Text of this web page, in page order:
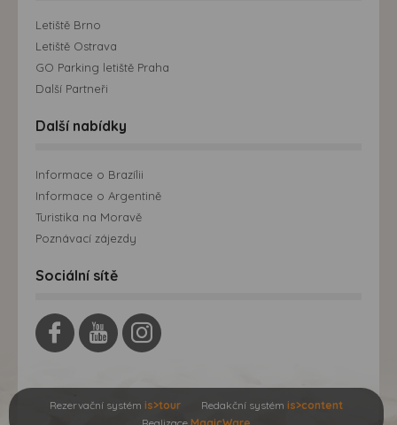
Letiště Brno
Letiště Ostrava
GO Parking letiště Praha
Další Partneři
Další nabídky
Informace o Brazílii
Informace o Argentině
Turistika na Moravě
Poznávací zájezdy
Sociální sítě
Rezervační systém is>tour Redakční systém is>content